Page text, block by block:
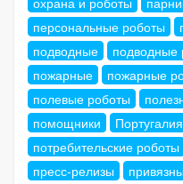
персональные роботы
подводные
подводные
пожарные
пожарные
полевые роботы
помощники
Португалия
потребительские роботы
пресс-релизы